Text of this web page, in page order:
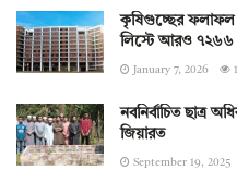
কৃষিগুচ্ছের ফলাফল
লিস্টে আরও
January 7, 2026
নবনির্বাচিত ছাত্র
জিয়ারত
September 19, 2025